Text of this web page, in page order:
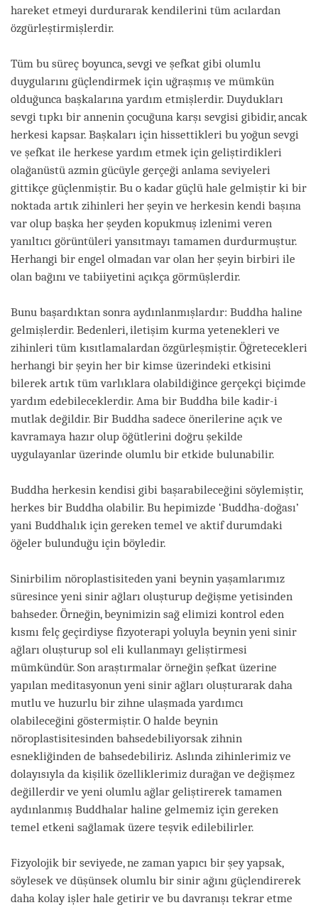
hareket etmeyi durdurarak kendilerini tüm acılardan
özgürleştirmişlerdir.
Tüm bu süreç boyunca, sevgi ve şefkat gibi olumlu
duygularını güçlendirmek için uğraşmış ve mümkün
olduğunca başkalarına yardım etmişlerdir. Duydukları
sevgi tıpkı bir annenin çocuğuna karşı sevgisi gibidir, ancak
herkesi kapsar. Başkaları için hissettikleri bu yoğun sevgi
ve şefkat ile herkese yardım etmek için geliştirdikleri
olağanüstü azmin gücüyle gerçeği anlama seviyeleri
gittikçe güçlenmiştir. Bu o kadar güçlü hale gelmiştir ki bir
noktada artık zihinleri her şeyin ve herkesin kendi başına
var olup başka her şeyden kopukmuş izlenimi veren
yanıltıcı görüntüleri yansıtmayı tamamen durdurmuştur.
Herhangi bir engel olmadan var olan her şeyin birbiri ile
olan bağını ve tabiiyetini açıkça görmüşlerdir.
Bunu başardıktan sonra aydınlanmışlardır: Buddha haline
gelmişlerdir. Bedenleri, iletişim kurma yetenekleri ve
zihinleri tüm kısıtlamalardan özgürleşmiştir. Öğretecekleri
herhangi bir şeyin her bir kimse üzerindeki etkisini
bilerek artık tüm varlıklara olabildiğince gerçekçi biçimde
yardım edebileceklerdir. Ama bir Buddha bile kadir-i
mutlak değildir. Bir Buddha sadece önerilerine açık ve
kavramaya hazır olup öğütlerini doğru şekilde
uygulayanlar üzerinde olumlu bir etkide bulunabilir.
Buddha herkesin kendisi gibi başarabileceğini söylemiştir,
herkes bir Buddha olabilir. Bu hepimizde ‘Buddha-doğası’
yani Buddhalık için gereken temel ve aktif durumdaki
öğeler bulunduğu için böyledir.
Sinirbilim nöroplastisiteden yani beynin yaşamlarımız
süresince yeni sinir ağları oluşturup değişme yetisinden
bahseder. Örneğin, beynimizin sağ elimizi kontrol eden
kısmı felç geçirdiyse fizyoterapi yoluyla beynin yeni sinir
ağları oluşturup sol eli kullanmayı geliştirmesi
mümkündür. Son araştırmalar örneğin şefkat üzerine
yapılan meditasyonun yeni sinir ağları oluşturarak daha
mutlu ve huzurlu bir zihne ulaşmada yardımcı
olabileceğini göstermiştir. O halde beynin
nöroplastisitesinden bahsedebiliyorsak zihnin
esnekliğinden de bahsedebiliriz. Aslında zihinlerimiz ve
dolayısıyla da kişilik özelliklerimiz durağan ve değişmez
değillerdir ve yeni olumlu ağlar geliştirerek tamamen
aydınlanmış Buddhalar haline gelmemiz için gereken
temel etkeni sağlamak üzere teşvik edilebilirler.
Fizyolojik bir seviyede, ne zaman yapıcı bir şey yapsak,
söylesek ve düşünsek olumlu bir sinir ağını güçlendirerek
daha kolay işler hale getirir ve bu davranışı tekrar etme